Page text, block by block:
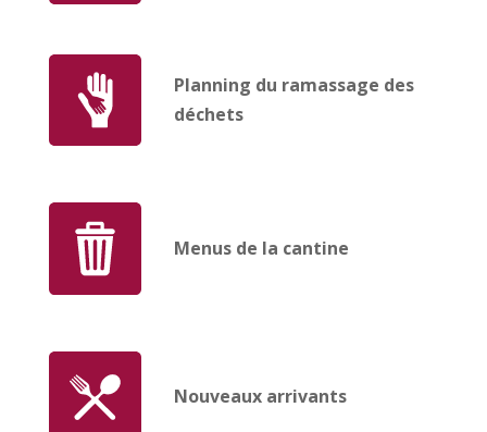
Planning du ramassage des
déchets
Menus de la cantine
Nouveaux arrivants